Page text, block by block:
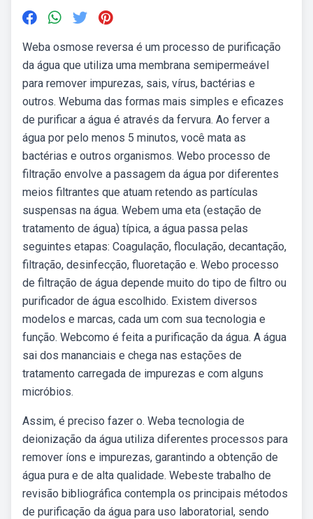
Weba osmose reversa é um processo de purificação
da água que utiliza uma membrana semipermeável
para remover impurezas, sais, vírus, bactérias e
outros. Webuma das formas mais simples e eficazes
de purificar a água é através da fervura. Ao ferver a
água por pelo menos 5 minutos, você mata as
bactérias e outros organismos. Webo processo de
filtração envolve a passagem da água por diferentes
meios filtrantes que atuam retendo as partículas
suspensas na água. Webem uma eta (estação de
tratamento de água) típica, a água passa pelas
seguintes etapas: Coagulação, floculação, decantação,
filtração, desinfecção, fluoretação e. Webo processo
de filtração de água depende muito do tipo de filtro ou
purificador de água escolhido. Existem diversos
modelos e marcas, cada um com sua tecnologia e
função. Webcomo é feita a purificação da água. A água
sai dos mananciais e chega nas estações de
tratamento carregada de impurezas e com alguns
micróbios.
Assim, é preciso fazer o. Weba tecnologia de
deionização da água utiliza diferentes processos para
remover íons e impurezas, garantindo a obtenção de
água pura e de alta qualidade. Webeste trabalho de
revisão bibliográfica contempla os principais métodos
de purificação da água para uso laboratorial, sendo